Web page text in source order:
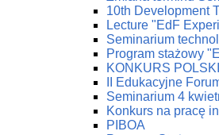
10th Development
Lecture "EdF
Seminarium
Program stażowy
KONKURS
II Edukacyjne
Seminarium 4
Konkurs na pracę
PIBOA